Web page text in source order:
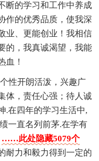
断的学习和工作中养成
作的优秀品质，使我深
业、更能创业！我相信
的，我真诚渴望，我能
血！
性开朗活泼，兴趣广
体，责任心强；待人诚
.在四年的学习生活中,
一直名列前茅.在学有
……此处隐藏5079个
耐力和毅力得到一定的